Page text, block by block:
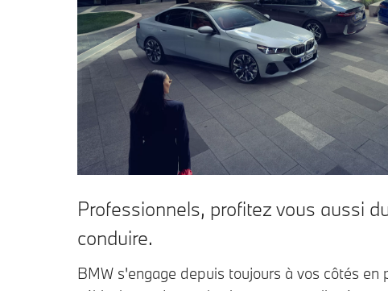
Professionnels, profitez vous aussi
conduire.
BMW s'engage depuis toujours à vos côtés en